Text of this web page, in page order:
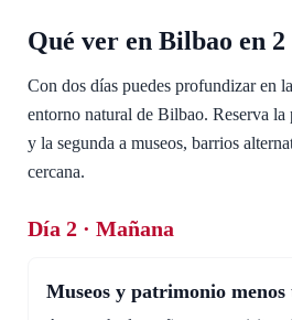
Qué ver en Bilbao en 2
Con dos días puedes profundizar en
entorno natural de Bilbao. Reserva
y la segunda a museos, barrios
cercana.
Día 2 · Mañana
Museos y patrimonio